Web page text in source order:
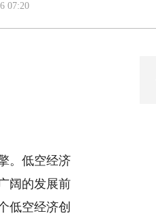
07:20
。低空经济
阔的发展前
低空经济创